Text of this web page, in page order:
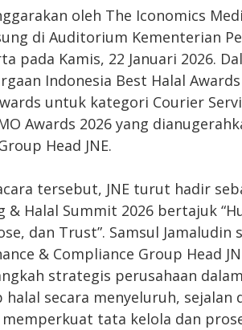
oleh The Iconomics
di Auditorium Kementerian
pada Kamis, 22 Januari 2026.
Indonesia Best Halal
untuk kategori Courier
Awards 2026 yang
Head JNE.
tersebut, JNE turut hadir
Halal Summit 2026 bertajuk
dan Trust”. Samsul Jamaludin
& Compliance Group Head
strategis perusahaan
secara menyeluruh, sejalan
memperkuat tata kelola dan